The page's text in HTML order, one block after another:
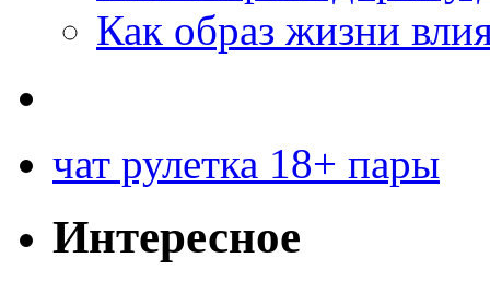
Как образ жизни
чат рулетка 18+ пары
Интересное